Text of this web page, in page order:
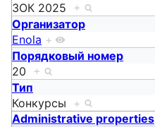
ЗОК 2025 +
Организатор
Enola +
Порядковый номер
20 +
Тип
Конкурсы +
Administrative properties